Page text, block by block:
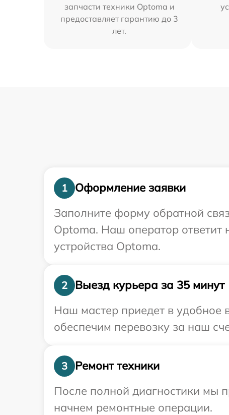
запчасти техники Optoma и
предоставляет гарантию до 3
лет.
1
Оформление заявки
Заполните форму обратной
Optoma. Наш оператор
устройства Optoma.
2
Выезд курьера за 35 минут
Наш мастер приедет в удобное
обеспечим перевозку за наш
3
Ремонт техники
После полной диагностики мы
начнем ремонтные операции.